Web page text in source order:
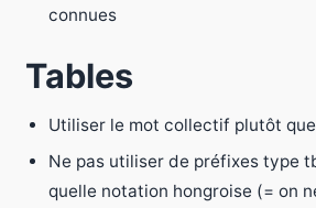
connues
Tables
Utiliser le mot collectif plutôt
Ne pas utiliser de préfixes type
quelle notation hongroise (= on